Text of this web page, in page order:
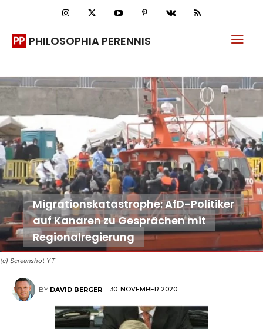
PHILOSOPHIA PERENNIS
(c) Screenshot YT
Migrationskatastrophe: AfD-Politiker
auf Kanaren zu Gesprächen mit
Regionalregierung
BY DAVID BERGER 30. NOVEMBER 2020